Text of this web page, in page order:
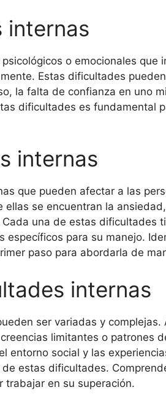
internas
o emocionales que
Estas dificultades
la falta de confianza en uno
dificultades es fundamental
internas
que pueden afectar a las
se encuentran la
una de estas dificultades
específicos para su manejo.
paso para abordarla de
internas
ser variadas y complejas.
limitantes o patrones
entorno social y las
estas dificultades.
trabajar en su superación.